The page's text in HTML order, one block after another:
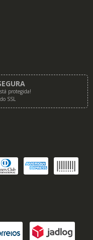
protegida!
SSL